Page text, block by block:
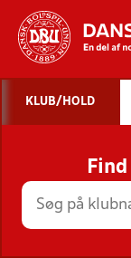
KLUB/HOLD